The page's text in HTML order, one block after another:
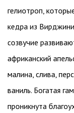
гелиотроп,
кедра из
созвучие
африканский
малина, слива,
ваниль. Богатая
проникнута